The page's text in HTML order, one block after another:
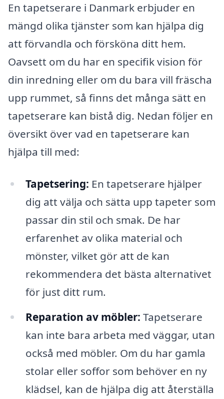
En tapetserare i Danmark erbjuder en
mängd olika tjänster som kan hjälpa dig
att förvandla och försköna ditt hem.
Oavsett om du har en specifik vision för
din inredning eller om du bara vill fräscha
upp rummet, så finns det många sätt en
tapetserare kan bistå dig. Nedan följer en
översikt över vad en tapetserare kan
hjälpa till med:
Tapetsering: En tapetserare hjälper
dig att välja och sätta upp tapeter som
passar din stil och smak. De har
erfarenhet av olika material och
mönster, vilket gör att de kan
rekommendera det bästa alternativet
för just ditt rum.
Reparation av möbler: Tapetserare
kan inte bara arbeta med väggar, utan
också med möbler. Om du har gamla
stolar eller soffor som behöver en ny
klädsel, kan de hjälpa dig att återställa